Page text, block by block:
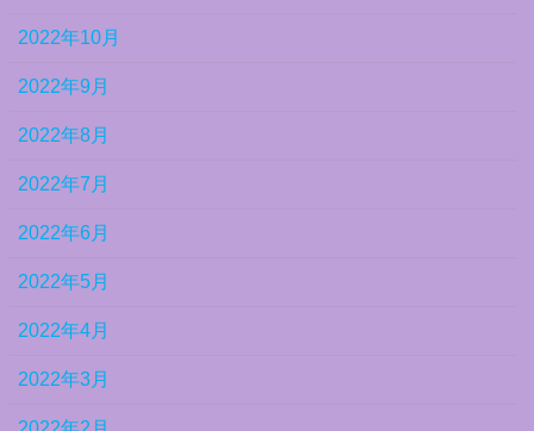
2022年10月
2022年9月
2022年8月
2022年7月
2022年6月
2022年5月
2022年4月
2022年3月